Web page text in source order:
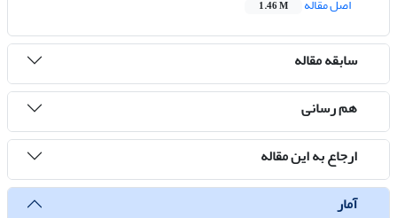
اصل مقاله
1.46 M
سابقه مقاله
هم رسانی
ارجاع به این مقاله
آمار